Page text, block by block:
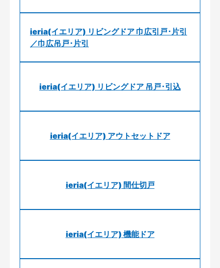
ieria(イエリア) リビングドア 巾広引戸･片引
／巾広吊戸･片引
ieria(イエリア) リビングドア 吊戸･引込
ieria(イエリア) アウトセットドア
ieria(イエリア) 間仕切戸
ieria(イエリア) 機能ドア